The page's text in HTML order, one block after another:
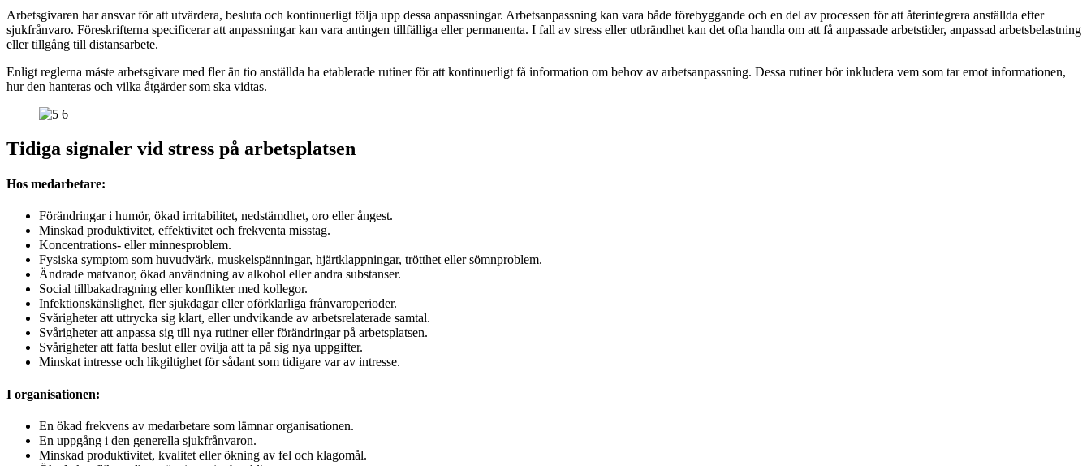
Arbetsgivaren har ansvar för att utvärdera, besluta och kontinuerligt följa upp dessa anpassningar. Arbetsanpassning kan vara både förebyggande och en del av processen för att återintegrera anställda efter
sjukfrånvaro. Föreskrifterna specificerar att anpassningar kan vara antingen tillfälliga eller permanenta. I fall av stress eller utbrändhet kan det ofta handla om att få anpassade arbetstider, anpassad arbetsbelastning
eller tillgång till distansarbete.
Enligt reglerna måste arbetsgivare med fler än tio anställda ha etablerade rutiner för att kontinuerligt få information om behov av arbetsanpassning. Dessa rutiner bör inkludera vem som tar emot informationen,
hur den hanteras och vilka åtgärder som ska vidtas.
Tidiga signaler vid stress på arbetsplatsen
Hos medarbetare:
Förändringar i humör, ökad irritabilitet, nedstämdhet, oro eller ångest.
Minskad produktivitet, effektivitet och frekventa misstag.
Koncentrations- eller minnesproblem.
Fysiska symptom som huvudvärk, muskelspänningar, hjärtklappningar, trötthet eller sömnproblem.
Ändrade matvanor, ökad användning av alkohol eller andra substanser.
Social tillbakadragning eller konflikter med kollegor.
Infektionskänslighet, fler sjukdagar eller oförklarliga frånvaroperioder.
Svårigheter att uttrycka sig klart, eller undvikande av arbetsrelaterade samtal.
Svårigheter att anpassa sig till nya rutiner eller förändringar på arbetsplatsen.
Svårigheter att fatta beslut eller ovilja att ta på sig nya uppgifter.
Minskat intresse och likgiltighet för sådant som tidigare var av intresse.
I organisationen:
En ökad frekvens av medarbetare som lämnar organisationen.
En uppgång i den generella sjukfrånvaron.
Minskad produktivitet, kvalitet eller ökning av fel och klagomål.